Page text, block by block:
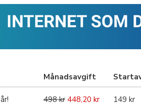
Månadsavgift
498 kr 448,20 kr 149 kr